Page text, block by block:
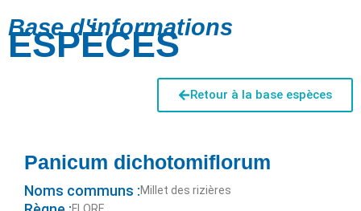
Base d'informations
ESPÈCES
Retour à la base espèces
Panicum dichotomiflorum
Noms communs :Millet des rizières